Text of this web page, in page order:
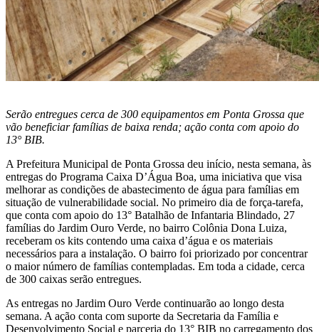
Serão entregues cerca de 300 equipamentos em Ponta Grossa que
vão beneficiar famílias de baixa renda; ação conta com apoio do
13° BIB.
A Prefeitura Municipal de Ponta Grossa deu início, nesta semana, às
entregas do Programa Caixa D’Água Boa, uma iniciativa que visa
melhorar as condições de abastecimento de água para famílias em
situação de vulnerabilidade social. No primeiro dia de força-tarefa,
que conta com apoio do 13° Batalhão de Infantaria Blindado, 27
famílias do Jardim Ouro Verde, no bairro Colônia Dona Luiza,
receberam os kits contendo uma caixa d’água e os materiais
necessários para a instalação. O bairro foi priorizado por concentrar
o maior número de famílias contempladas. Em toda a cidade, cerca
de 300 caixas serão entregues.
As entregas no Jardim Ouro Verde continuarão ao longo desta
semana. A ação conta com suporte da Secretaria da Família e
Desenvolvimento Social e parceria do 13° BIB no carregamento dos